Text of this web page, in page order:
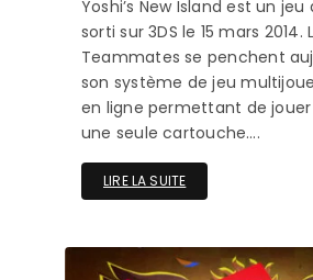
Yoshi’s New Island est un
sorti sur 3DS le 15 mars 2014.
Teammates se penchent
son système de jeu
en ligne permettant de
une seule cartouche….
LIRE LA SUITE